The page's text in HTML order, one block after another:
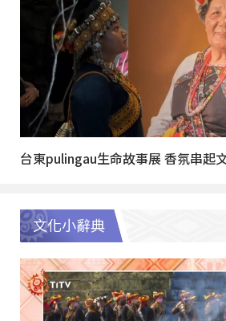
台東pulingau生命故事展 香氛串起
文化小辭典